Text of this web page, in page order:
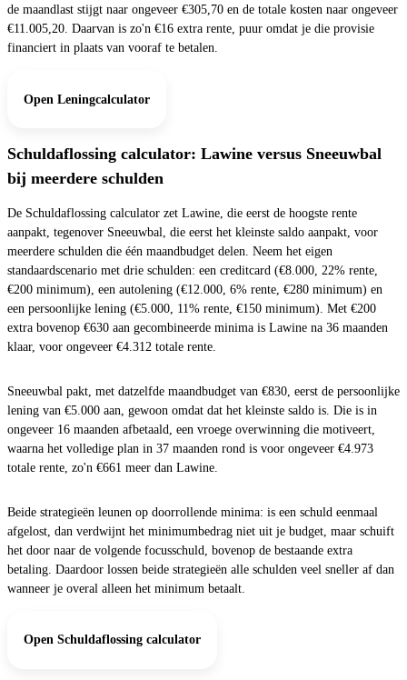
de maandlast stijgt naar ongeveer €305,70 en de totale kosten naar ongeveer
€11.005,20. Daarvan is zo'n €16 extra rente, puur omdat je die provisie
financiert in plaats van vooraf te betalen.
Open Leningcalculator
Schuldaflossing calculator: Lawine versus Sneeuwbal
bij meerdere schulden
De Schuldaflossing calculator zet Lawine, die eerst de hoogste rente
aanpakt, tegenover Sneeuwbal, die eerst het kleinste saldo aanpakt, voor
meerdere schulden die één maandbudget delen. Neem het eigen
standaardscenario met drie schulden: een creditcard (€8.000, 22% rente,
€200 minimum), een autolening (€12.000, 6% rente, €280 minimum) en
een persoonlijke lening (€5.000, 11% rente, €150 minimum). Met €200
extra bovenop €630 aan gecombineerde minima is Lawine na 36 maanden
klaar, voor ongeveer €4.312 totale rente.
Sneeuwbal pakt, met datzelfde maandbudget van €830, eerst de persoonlijke
lening van €5.000 aan, gewoon omdat dat het kleinste saldo is. Die is in
ongeveer 16 maanden afbetaald, een vroege overwinning die motiveert,
waarna het volledige plan in 37 maanden rond is voor ongeveer €4.973
totale rente, zo'n €661 meer dan Lawine.
Beide strategieën leunen op doorrollende minima: is een schuld eenmaal
afgelost, dan verdwijnt het minimumbedrag niet uit je budget, maar schuift
het door naar de volgende focusschuld, bovenop de bestaande extra
betaling. Daardoor lossen beide strategieën alle schulden veel sneller af dan
wanneer je overal alleen het minimum betaalt.
Open Schuldaflossing calculator